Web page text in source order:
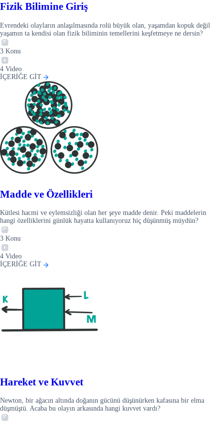
Fizik Bilimine Giriş
Evrendeki olayların anlaşılmasında rolü büyük olan, yaşamdan kopuk değil
yaşamın ta kendisi olan fizik biliminin temellerini keşfetmeye ne dersin?
3 Konu
4 Video
İÇERİĞE GİT
Madde ve Özellikleri
Kütlesi hacmi ve eylemsizliği olan her şeye madde denir. Peki maddelerin
hangi özelliklerini günlük hayatta kullanıyoruz hiç düşünmüş müydün?
3 Konu
4 Video
İÇERİĞE GİT
Hareket ve Kuvvet
Newton, bir ağacın altında doğanın gücünü düşünürken kafasına bir elma
düşmüştü. Acaba bu olayın arkasında hangi kuvvet vardı?